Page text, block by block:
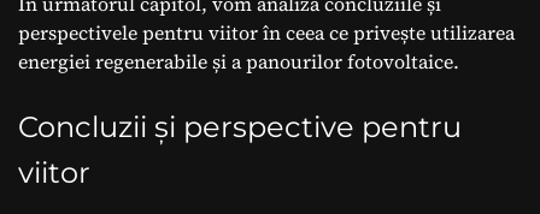
perspectivele pentru viitor în ceea ce privește utilizarea
energiei regenerabile și a panourilor fotovoltaice.
Concluzii și perspective pentru
viitor